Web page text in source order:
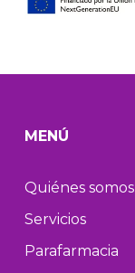
MENÚ
Quiénes somos
Servicios
Parafarmacia